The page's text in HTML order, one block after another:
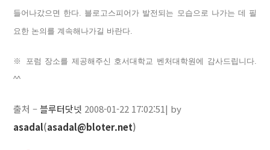
들어나갔으면 한다. 블로고스피어가 발전되는 모습으로 나가는 데 필
요한 논의를 계속해나가길 바란다.
※ 포럼 장소를 제공해주신 호서대학교 벤처대학원에 감사드립니다.
^^
출처 –블루터닷넷 2008-01-22 17:02:51| by
asadal(asadal@bloter.net)